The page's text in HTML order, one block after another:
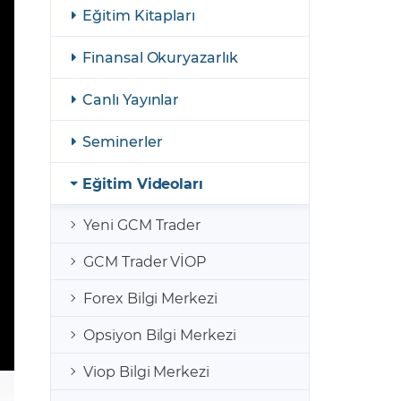
Yasal Bildirimler
GCM Borsa Trader Eğitim Videoları
Eğitim Kitapları
Finansal Okuryazarlık
Canlı Yayınlar
Seminerler
Eğitim Videoları
Yeni GCM Trader
GCM Trader VİOP
Forex Bilgi Merkezi
Opsiyon Bilgi Merkezi
Viop Bilgi Merkezi